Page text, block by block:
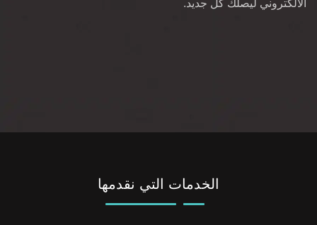
الالكتروني ليصلك كل جديد.
الخدمات التي نقدمها